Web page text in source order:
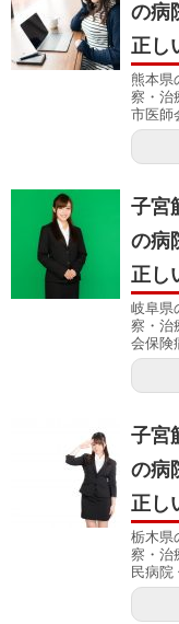
の病
正し
熊本県
察・治
市医師
子宮
の病
正し
岐阜県
察・治
会保険
子宮
の病
正し
栃木県
察・治
民病院